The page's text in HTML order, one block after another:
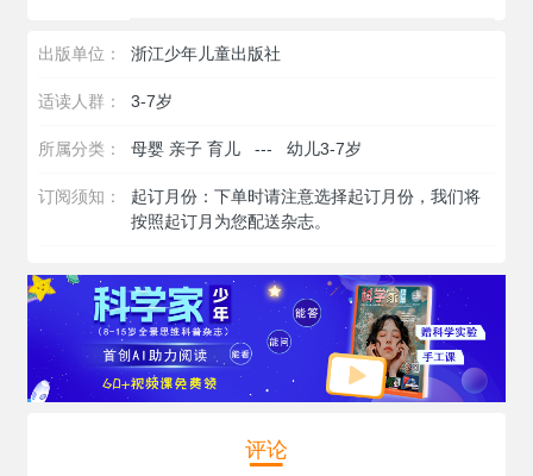
出版单位： 浙江少年儿童出版社
适读人群： 3-7岁
所属分类： 母婴 亲子 育儿 ---幼儿3-7岁
订阅须知：
起订月份：下单时请注意选择起订月份，我们将
按照起订月为您配送杂志。
评论